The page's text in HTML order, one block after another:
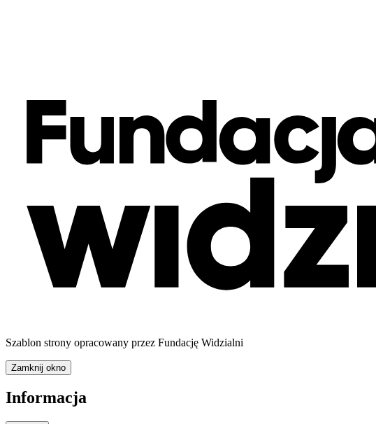
Szablon strony opracowany przez Fundację Widzialni
Zamknij okno
Informacja